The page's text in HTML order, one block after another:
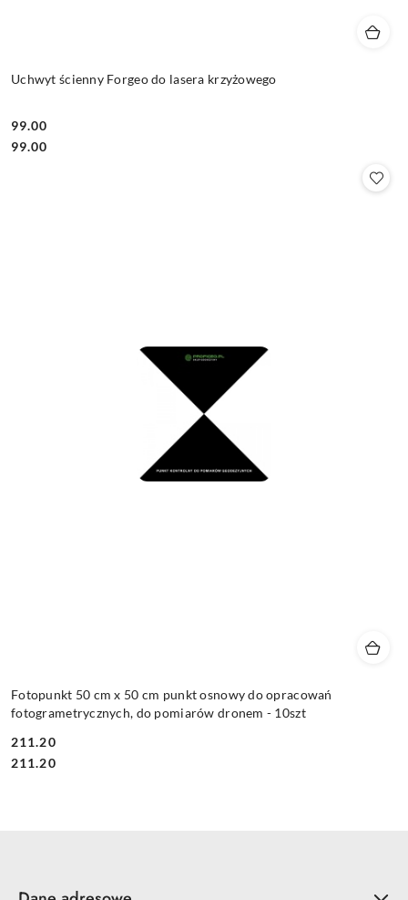
Uchwyt ścienny Forgeo do lasera krzyżowego
Cena:
99.00
Cena:
99.00
Fotopunkt 50 cm x 50 cm punkt osnowy do opracowań
fotogrametrycznych, do pomiarów dronem - 10szt
Cena:
211.20
Cena:
211.20